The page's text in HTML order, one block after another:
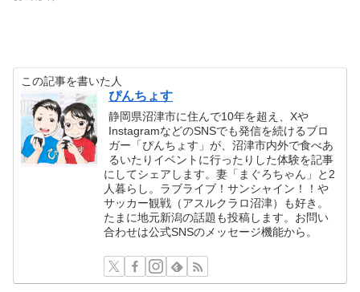
この記事を書いた人
ぴんちょす
静岡県沼津市に住んで10年を超え、Xや
InstagramなどのSNSでも発信を続けるブロ
ガー「ぴんちょす」が、沼津市内外で食べあ
るいたりイベントに行ったりした体験を記事
にしてシェアします。妻「まぐろちゃん」と2
人暮らし。ラブライブ！サンシャイン！！や
サッカー観戦（アスルクラロ沼津）も好き。
たまに地元新潟の話題も投稿します。お問い
合わせは公式SNSのメッセージ機能から。